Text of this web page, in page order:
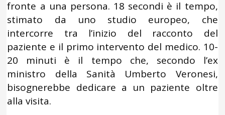
fronte a una persona. 18 secondi è il tempo,
stimato da uno studio europeo, che
intercorre tra l’inizio del racconto del
paziente e il primo intervento del medico. 10-
20 minuti è il tempo che, secondo l’ex
ministro della Sanità Umberto Veronesi,
bisognerebbe dedicare a un paziente oltre
alla visita.